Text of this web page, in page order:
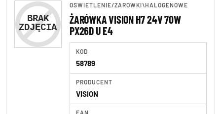
OSWIETLENIE/ZAROWKI\HALOGENOWE
ŻARÓWKA VISION H7 24V 70W
PX26D U E4
KOD
58789
PRODUCENT
VISION
EAN